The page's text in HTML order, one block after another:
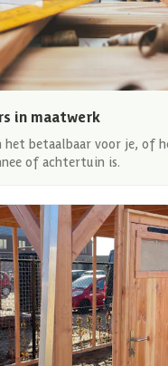
in maatwerk
het betaalbaar voor je, of
of achtertuin is.